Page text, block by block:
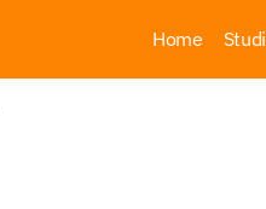
Home